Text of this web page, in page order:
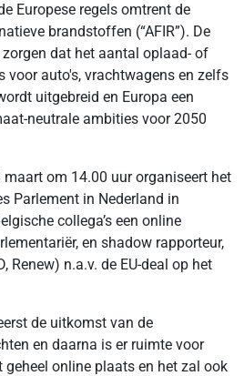
Europese regels omtrent de
brandstoffen (“AFIR”). De
dat het aantal oplaad- of
voor auto's, vrachtwagens en zelfs
uitgebreid en Europa een
neutrale ambities voor 2050
om 14.00 uur organiseert het
Parlement in Nederland in
collega’s een online
en shadow rapporteur,
Renew) n.a.v. de EU-deal op het
de uitkomst van de
en daarna is er ruimte voor
geheel online plaats en het zal ook